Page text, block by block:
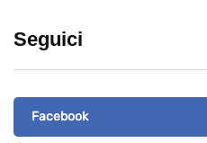
Seguici
Facebook